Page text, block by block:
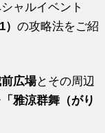
ャルイベント
）の攻略法をご紹
広場とその周辺
「雅涼群舞（がり